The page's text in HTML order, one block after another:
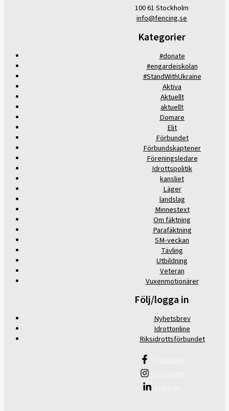
100 61 Stockholm
info@fencing.se
Kategorier
#donate
#engardeiskolan
#StandWithUkraine
Aktiva
Aktuellt
aktuellt
Domare
Elit
Förbundet
Förbundskaptener
Föreningsledare
Idrottspolitik
kansliet
Läger
landslag
Minnestext
Om fäktning
Parafäktning
SM-veckan
Tävling
Utbildning
Veteran
Vuxenmotionärer
Följ/logga in
Nyhetsbrev
Idrottonline
Riksidrottsförbundet